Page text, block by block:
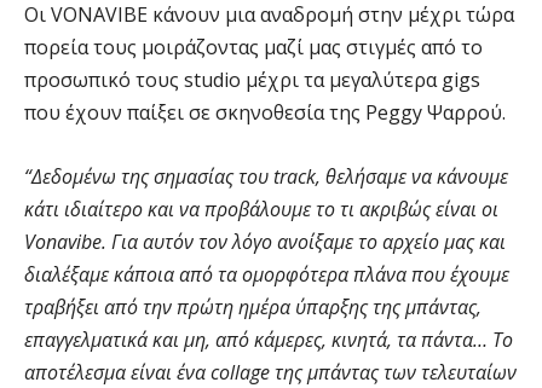
Οι VONAVIBE κάνουν μια αναδρομή στην μέχρι τώρα
πορεία τους μοιράζοντας μαζί μας στιγμές από το
προσωπικό τους studio μέχρι τα μεγαλύτερα gigs
που έχουν παίξει σε σκηνοθεσία της Peggy Ψαρρού.
“Δεδομένω της σημασίας του track, θελήσαμε να κάνουμε
κάτι ιδιαίτερο και να προβάλουμε το τι ακριβώς είναι οι
Vonavibe. Για αυτόν τον λόγο ανοίξαμε το αρχείο μας και
διαλέξαμε κάποια από τα ομορφότερα πλάνα που έχουμε
τραβήξει από την πρώτη ημέρα ύπαρξης της μπάντας,
επαγγελματικά και μη, από κάμερες, κινητά, τα πάντα… Το
αποτέλεσμα είναι ένα collage της μπάντας των τελευταίων